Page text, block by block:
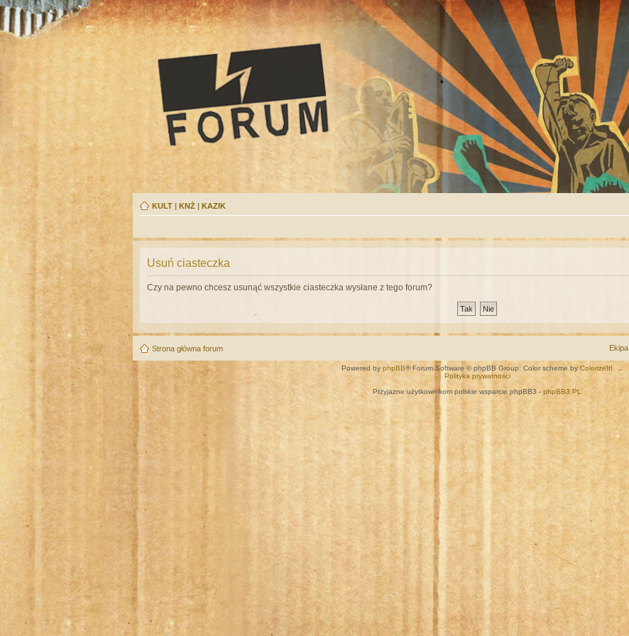
KULT | KNŻ | KAZIK
Usuń ciasteczka
Czy na pewno chcesz usunąć wszystkie ciasteczka wysłane z tego forum?
Strona główna forum Ekipa
Powered by phpBB® Forum Software © phpBB Group. Color scheme byColorizeIt!
Polityka prywatności
Przyjazne użytkownikom polskie wsparcie phpBB3 -phpBB3.PL